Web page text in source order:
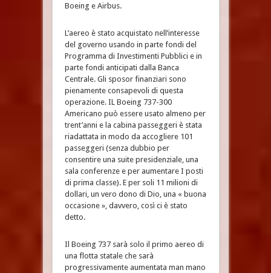
Boeing e Airbus.
L’aereo è stato acquistato nell’interesse
del governo usando in parte fondi del
Programma di Investimenti Pubblici e in
parte fondi anticipati dalla Banca
Centrale. Gli sposor finanziari sono
pienamente consapevoli di questa
operazione. IL Boeing 737-300
Americano può essere usato almeno per
trent’anni e la cabina passeggeri è stata
riadattata in modo da accogliere 101
passeggeri (senza dubbio per
consentire una suite presidenziale, una
sala conferenze e per aumentare I posti
di prima classe). E per soli 11 milioni di
dollari, un vero dono di Dio, una « buona
occasione », davvero, così ci è stato
detto.
Il Boeing 737 sarà solo il primo aereo di
una flotta statale che sarà
progressivamente aumentata man mano